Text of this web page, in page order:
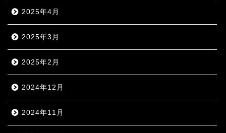
2025年4月
2025年3月
2025年2月
2024年12月
2024年11月